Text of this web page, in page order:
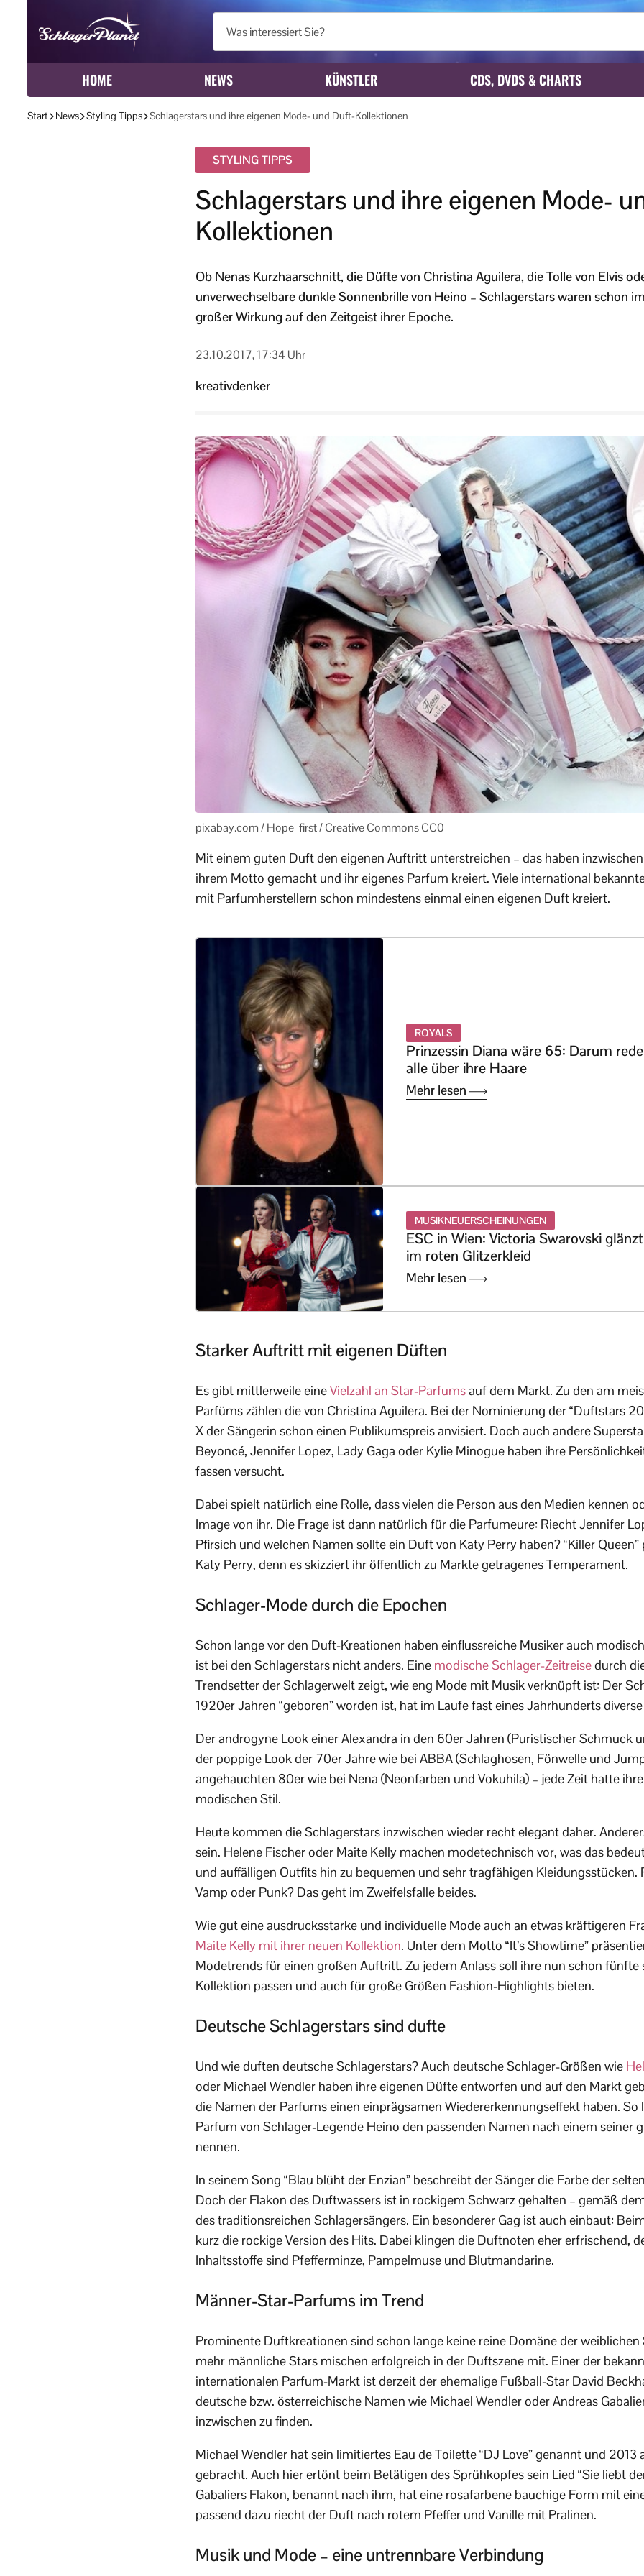
HOME NEWS KÜNSTLER CDS, DVDS & CHARTS
Start News Styling Tipps Schlagerstars und ihre eigenen Mode- und Duft-Kollektionen
STYLING TIPPS
Schlagerstars und ihre eigenen Mode-
Kollektionen
Ob Nenas Kurzhaarschnitt, die Düfte von Christina Aguilera, die Tolle von Elvis
unverwechselbare dunkle Sonnenbrille von Heino – Schlagerstars waren schon
großer Wirkung auf den Zeitgeist ihrer Epoche.
23.10.2017, 17:34 Uhr
kreativdenker
pixabay.com / Hope_first / Creative Commons CC0
Mit einem guten Duft den eigenen Auftritt unterstreichen – das haben
ihrem Motto gemacht und ihr eigenes Parfum kreiert. Viele international
mit Parfumherstellern schon mindestens einmal einen eigenen Duft kreiert.
ROYALS
Prinzessin Diana wäre 65: Darum
alle über ihre Haare
Mehr lesen
MUSIKNEUERSCHEINUNGEN
ESC in Wien: Victoria Swarovski glänzt
im roten Glitzerkleid
Mehr lesen
Starker Auftritt mit eigenen Düften
Es gibt mittlerweile eineVielzahl an Star-Parfumsauf dem Markt. Zu den am
Parfüms zählen die von Christina Aguilera. Bei der Nominierung der “Duftstars
X der Sängerin schon einen Publikumspreis anvisiert. Doch auch andere
Beyoncé, Jennifer Lopez, Lady Gaga oder Kylie Minogue haben ihre
fassen versucht.
Dabei spielt natürlich eine Rolle, dass vielen die Person aus den Medien kennen
Image von ihr. Die Frage ist dann natürlich für die Parfumeure: Riecht Jennifer
Pfirsich und welchen Namen sollte ein Duft von Katy Perry haben? “Killer
Katy Perry, denn es skizziert ihr öffentlich zu Markte getragenes Temperament.
Schlager-Mode durch die Epochen
Schon lange vor den Duft-Kreationen haben einflussreiche Musiker auch
ist bei den Schlagerstars nicht anders. Eine modische Schlager-Zeitreisedurch
Trendsetter der Schlagerwelt zeigt, wie eng Mode mit Musik verknüpft ist: Der
1920er Jahren “geboren” worden ist, hat im Laufe fast eines Jahrhunderts
Der androgyne Look einer Alexandra in den 60er Jahren (Puristischer Schmuck
der poppige Look der 70er Jahre wie bei ABBA (Schlaghosen, Fönwelle und
angehauchten 80er wie bei Nena (Neonfarben und Vokuhila) – jede Zeit hatte
modischen Stil.
Heute kommen die Schlagerstars inzwischen wieder recht elegant daher.
sein. Helene Fischer oder Maite Kelly machen modetechnisch vor, was das
und auffälligen Outfits hin zu bequemen und sehr tragfähigen Kleidungsstücken.
Vamp oder Punk? Das geht im Zweifelsfalle beides.
Wie gut eine ausdrucksstarke und individuelle Mode auch an etwas kräftigeren
Maite Kelly mit ihrer neuen Kollektion. Unter dem Motto “It’s Showtime”
Modetrends für einen großen Auftritt. Zu jedem Anlass soll ihre nun schon fünfte
Kollektion passen und auch für große Größen Fashion-Highlights bieten.
Deutsche Schlagerstars sind dufte
Und wie duften deutsche Schlagerstars? Auch deutsche Schlager-Größen wie
oder Michael Wendler haben ihre eigenen Düfte entworfen und auf den Markt
die Namen der Parfums einen einprägsamen Wiedererkennungseffekt haben. So
Parfum von Schlager-Legende Heino den passenden Namen nach einem seiner
nennen.
In seinem Song “Blau blüht der Enzian” beschreibt der Sänger die Farbe der
Doch der Flakon des Duftwassers ist in rockigem Schwarz gehalten – gemäß
des traditionsreichen Schlagersängers. Ein besonderer Gag ist auch einbaut:
kurz die rockige Version des Hits. Dabei klingen die Duftnoten eher erfrischend,
Inhaltsstoffe sind Pfefferminze, Pampelmuse und Blutmandarine.
Männer-Star-Parfums im Trend
Prominente Duftkreationen sind schon lange keine reine Domäne der
mehr männliche Stars mischen erfolgreich in der Duftszene mit. Einer der
internationalen Parfum-Markt ist derzeit der ehemalige Fußball-Star David
deutsche bzw. österreichische Namen wie Michael Wendler oder Andreas
inzwischen zu finden.
Michael Wendler hat sein limitiertes Eau de Toilette “DJ Love” genannt und 2013
gebracht. Auch hier ertönt beim Betätigen des Sprühkopfes sein Lied “Sie liebt
Gabaliers Flakon, benannt nach ihm, hat eine rosafarbene bauchige Form mit
passend dazu riecht der Duft nach rotem Pfeffer und Vanille mit Pralinen.
Musik und Mode – eine untrennbare Verbindung